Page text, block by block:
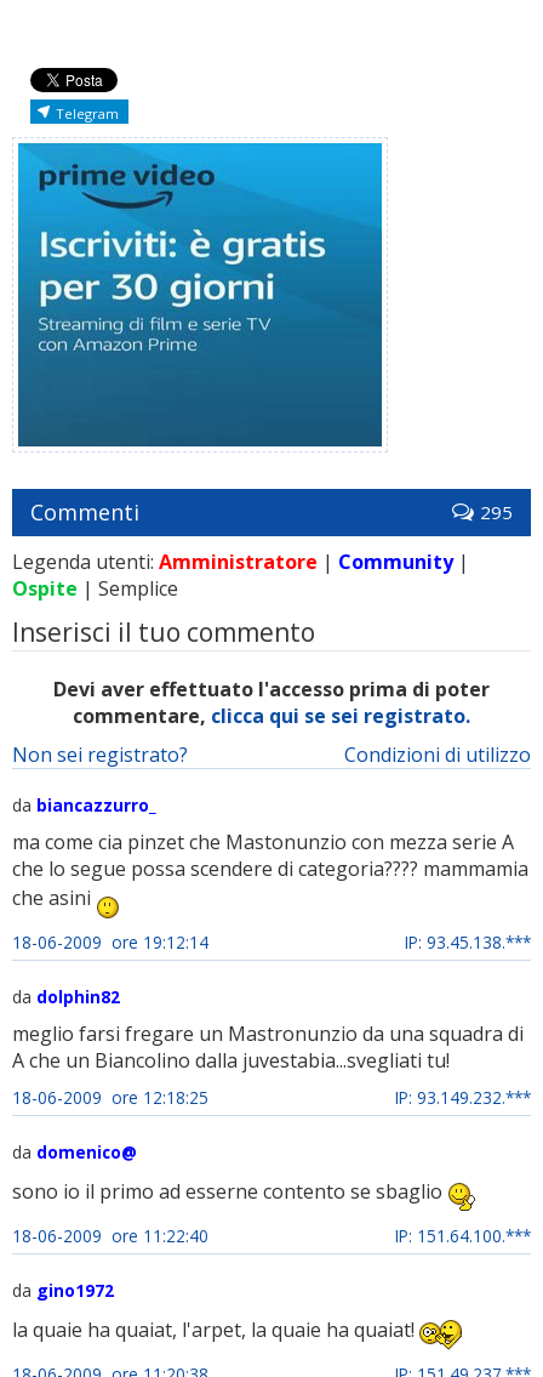
Telegram
Commenti 295
Legenda utenti: Amministratore | Community|
Ospite | Semplice
Inserisci il tuo commento
Devi aver effettuato l'accesso prima di poter
commentare, clicca qui se sei registrato.
Condizioni di utilizzo
Non sei registrato?
da biancazzurro_
ma come cia pinzet che Mastonunzio con mezza serie A
che lo segue possa scendere di categoria???? mammamia
che asini
18-06-2009 ore 19:12:14 IP: 93.45.138.***
da dolphin82
meglio farsi fregare un Mastronunzio da una squadra di
A che un Biancolino dalla juvestabia...svegliati tu!
18-06-2009 ore 12:18:25 IP: 93.149.232.***
da domenico@
sono io il primo ad esserne contento se sbaglio
18-06-2009 ore 11:22:40 IP: 151.64.100.***
da gino1972
la quaie ha quaiat, l'arpet, la quaie ha quaiat!